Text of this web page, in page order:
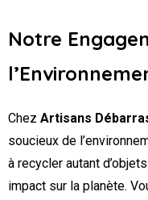
Notre
Chez Artisans
soucieux de
à recycler autant
impact sur la planète.